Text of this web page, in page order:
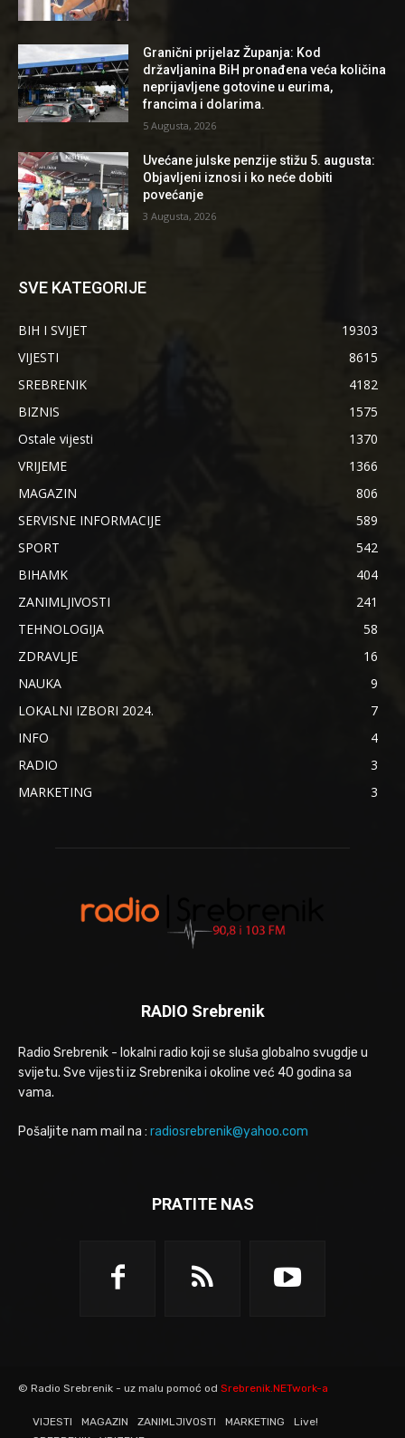
Granični prijelaz Županja: Kod
državljanina BiH pronađena veća količina
neprijavljene gotovine u eurima,
francima i dolarima.
5 Augusta, 2026
Uvećane julske penzije stižu 5. augusta:
Objavljeni iznosi i ko neće dobiti
povećanje
3 Augusta, 2026
SVE KATEGORIJE
BIH I SVIJET
19303
VIJESTI
8615
SREBRENIK
4182
BIZNIS
1575
Ostale vijesti
1370
VRIJEME
1366
MAGAZIN
806
SERVISNE INFORMACIJE
589
SPORT
542
BIHAMK
404
ZANIMLJIVOSTI
241
TEHNOLOGIJA
58
ZDRAVLJE
16
NAUKA
9
LOKALNI IZBORI 2024.
7
INFO
4
RADIO
3
MARKETING
3
RADIO Srebrenik
Radio Srebrenik - lokalni radio koji se sluša globalno svugdje u
svijetu. Sve vijesti iz Srebrenika i okoline već 40 godina sa
vama.
Pošaljite nam mail na : radiosrebrenik@yahoo.com
PRATITE NAS
© Radio Srebrenik - uz malu pomoć od Srebrenik.NETwork-a
VIJESTI MAGAZIN ZANIMLJIVOSTI MARKETING
Live!